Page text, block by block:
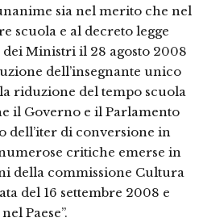
sia nel merito che nel
scuola e al decreto legge
Ministri il 28 agosto 2008
dell’insegnante unico
riduzione del tempo scuola
il Governo e il Parlamento
dell’iter di conversione in
critiche emerse in
della commissione Cultura
del 16 settembre 2008 e
Paese”.